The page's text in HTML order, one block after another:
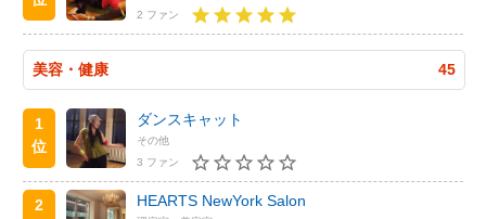
2 ファン
美容・健康 45
1
位
ダンスキャット
その他
3 ファン
2
HEARTS NewYork Salon